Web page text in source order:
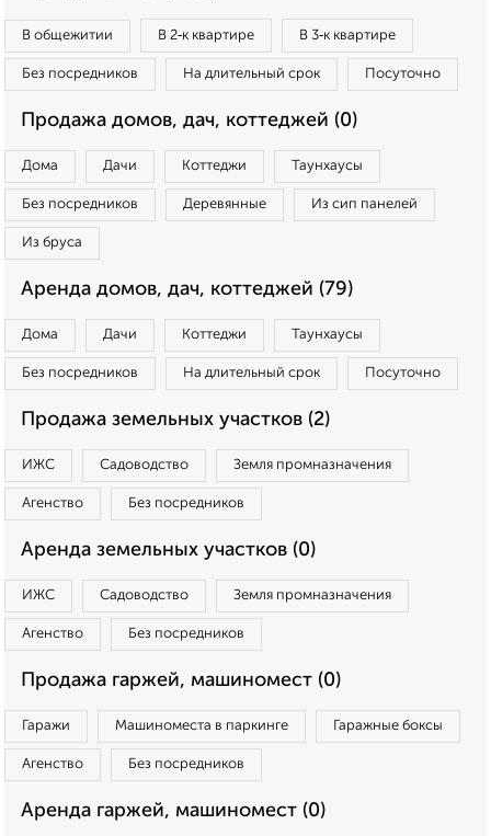
В общежитии В 2‑к квартире В 3‑к квартире
Без посредников На длительный срок Посуточно
Продажа домов, дач, коттеджей (0)
Дома Дачи Коттеджи Таунхаусы
Без посредников Деревянные Из сип панелей
Из бруса
Аренда домов, дач, коттеджей (79)
Дома Дачи Коттеджи Таунхаусы
Без посредников На длительный срок Посуточно
Продажа земельных участков (2)
ИЖС Садоводство Земля промназначения
Агенство Без посредников
Аренда земельных участков (0)
ИЖС Садоводство Земля промназначения
Агенство Без посредников
Продажа гаржей, машиномест (0)
Гаражи Машиноместа в паркинге Гаражные боксы
Агенство Без посредников
Аренда гаржей, машиномест (0)